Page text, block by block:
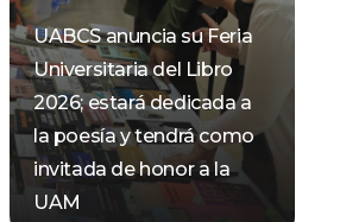
UABCS anuncia su Feria
Universitaria del Libro
2026; estará dedicada a
la poesía y tendrá como
invitada de honor a la
UAM